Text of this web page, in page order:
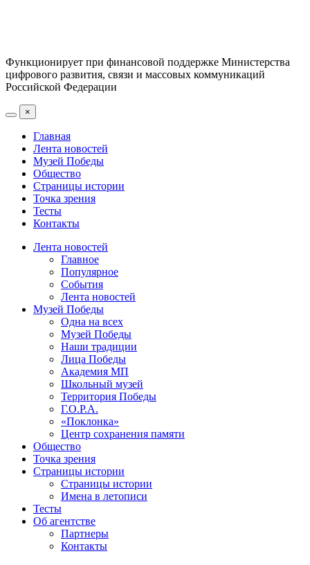
Функционирует при финансовой поддержке Министерства
цифрового развития, связи и массовых коммуникаций
Российской Федерации
×
Главная
Лента новостей
Музей Победы
Общество
Страницы истории
Точка зрения
Тесты
Контакты
Лента новостей
Главное
Популярное
События
Лента новостей
Музей Победы
Одна на всех
Музей Победы
Наши традиции
Лица Победы
Академия МП
Школьный музей
Территория Победы
Г.О.Р.А.
«Поклонка»
Центр сохранения памяти
Общество
Точка зрения
Страницы истории
Страницы истории
Имена в летописи
Тесты
Об агентстве
Партнеры
Контакты